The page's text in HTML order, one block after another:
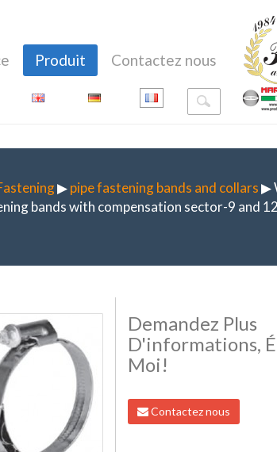
Produit Contactez nous
▶pipe fastening bands and collars▶
bands with compensation sector-9 and
Demandez Plus
D'informations,
Moi!
Contactez nous